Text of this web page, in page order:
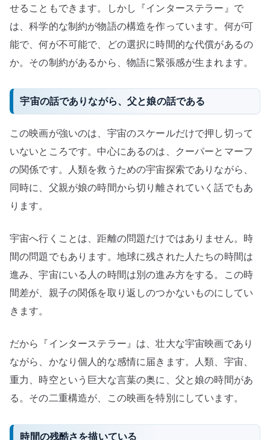
せることもできます。しかし『インターステラー』で
は、科学的な制約が物語の構造を作っています。何が可
能で、何が不可能で、どの選択に時間的な代償があるの
か。その制約があるから、物語に緊張感が生まれます。
宇宙の話でありながら、父と娘の話である
この映画が強いのは、宇宙のスケールだけで押し切って
いないところです。中心にあるのは、クーパーとマーフ
の関係です。人類を救うための宇宙探索でありながら、
同時に、父親が娘の時間から切り離されていく話でもあ
ります。
宇宙へ行くことは、距離の問題だけではありません。時
間の問題でもあります。地球に残された人たちの時間は
進み、宇宙にいる人の時間は別の進み方をする。この時
間差が、親子の関係を取り返しのつかないものにしてい
きます。
だから『インターステラー』は、壮大な宇宙映画であり
ながら、かなり個人的な感情に届きます。人類、宇宙、
重力、時空という巨大な言葉の奥に、父と娘の時間があ
る。その二重構造が、この映画を特別にしています。
時間の残酷さを描いている